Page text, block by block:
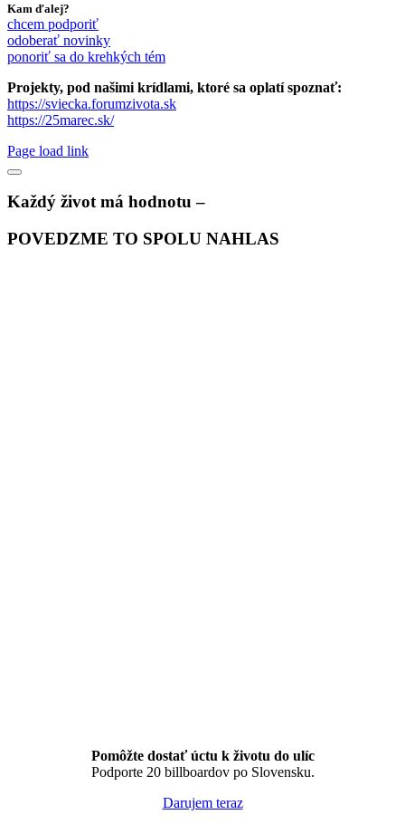
Kam ďalej?
chcem podporiť
odoberať novinky
ponoriť sa do krehkých tém
Projekty, pod našimi krídlami, ktoré sa oplatí spoznať:
https://sviecka.forumzivota.sk
https://25marec.sk/
Page load link
Každý život má hodnotu –
POVEDZME TO SPOLU NAHLAS
Pomôžte dostať úctu k životu do ulíc
Podporte 20 billboardov po Slovensku.
Darujem teraz